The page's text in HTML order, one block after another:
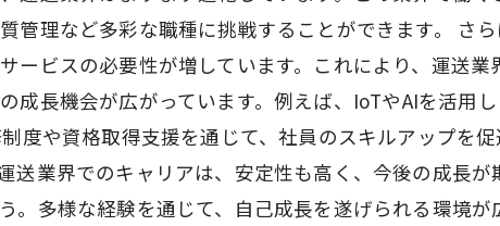
管理など多彩な職種に挑戦することができます。 さ
ービスの必要性が増しています。これにより、運送
成長機会が広がっています。例えば、IoTやAIを活用
度や資格取得支援を通じて、社員のスキルアップを
送業界でのキャリアは、安定性も高く、今後の成長
。多様な経験を通じて、自己成長を遂げられる環境が